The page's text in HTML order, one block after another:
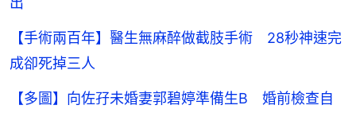
【手術兩百年】醫生無麻醉做截肢手術 28秒神速完
成卻死掉三人
【多圖】向佐孖未婚妻郭碧婷準備生B 婚前檢查自